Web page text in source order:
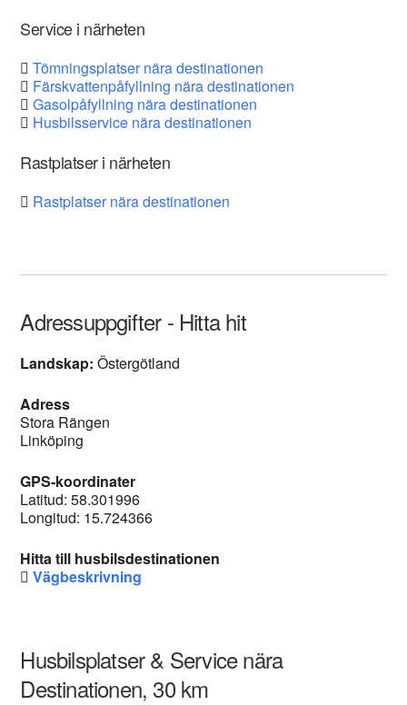
Service i närheten
Tömningsplatser nära destinationen
Färskvattenpåfyllning nära destinationen
Gasolpåfyllning nära destinationen
Husbilsservice nära destinationen
Rastplatser i närheten
Rastplatser nära destinationen
Adressuppgifter - Hitta hit
Landskap:Östergötland
Adress
Stora Rängen
Linköping
GPS-koordinater
Latitud: 58.301996
Longitud: 15.724366
Hitta till husbilsdestinationen
Vägbeskrivning
Husbilsplatser & Service nära
Destinationen, 30 km